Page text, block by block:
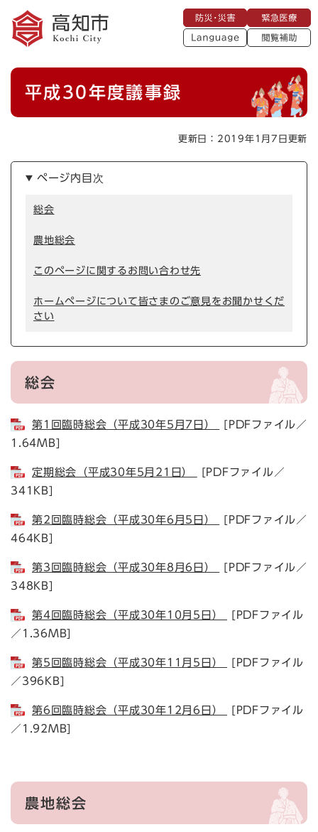
メニューを飛ばして本文へ
災
・
災
急
医
療
L
a
閲
助
本
平成30年度議事録
更新日：2019年1月7日更新
ページ内目次
総会
農地総会
このページに関するお問い合わせ先
ホームページについて皆さまのご意見をお聞かせくだ
さい
総会
第1回臨時総会（平成30年5月7日）
[PDFファイル／
1.64MB]
定期総会（平成30年5月21日）
[PDFファイル／
341KB]
第2回臨時総会（平成30年6月5日）
[PDFファイル／
464KB]
第3回臨時総会（平成30年8月6日）
[PDFファイル／
348KB]
第4回臨時総会（平成30年10月5日）
[PDFファイル
／1.36MB]
第5回臨時総会（平成30年11月5日）
[PDFファイル
／396KB]
第6回臨時総会（平成30年12月6日）
[PDFファイル
／1.92MB]
農地総会